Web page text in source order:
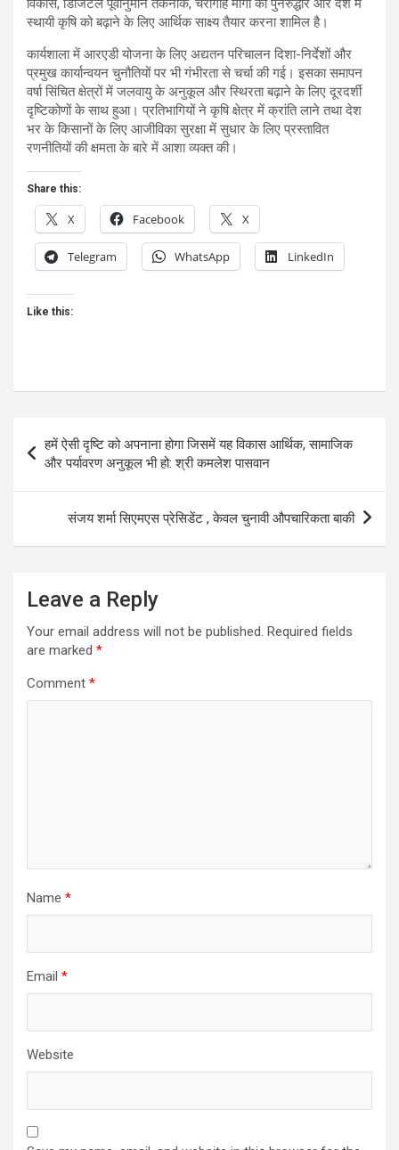
विकास, डिजिटल पूर्वानुमान तकनीक, चरागाह मार्गों का पुनरुद्धार और देश में
स्थायी कृषि को बढ़ाने के लिए आर्थिक साक्ष्य तैयार करना शामिल है।
कार्यशाला में आरएडी योजना के लिए अद्यतन परिचालन दिशा-निर्देशों और
प्रमुख कार्यान्वयन चुनौतियों पर भी गंभीरता से चर्चा की गई। इसका समापन
वर्षा सिंचित क्षेत्रों में जलवायु के अनुकूल और स्थिरता बढ़ाने के लिए दूरदर्शी
दृष्टिकोणों के साथ हुआ। प्रतिभागियों ने कृषि क्षेत्र में क्रांति लाने तथा देश
भर के किसानों के लिए आजीविका सुरक्षा में सुधार के लिए प्रस्तावित
रणनीतियों की क्षमता के बारे में आशा व्यक्त की।
Share this:
X Facebook X
Telegram WhatsApp LinkedIn
Like this:
Post
navigation
हमें ऐसी दृष्टि को अपनाना होगा जिसमें यह विकास आर्थिक, सामाजिक
और पर्यावरण अनुकूल भी हो: श्री कमलेश पासवान
संजय शर्मा सिएमएस प्रेसिडेंट , केवल चुनावी औपचारिकता बाकी
Leave a Reply
Your email address will not be published. Required fields
are marked *
Comment *
Name *
Email *
Website